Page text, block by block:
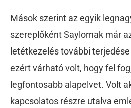
Mások szerint az egyik
szereplőként Saylornak már
letétkezelés további
ezért várható volt, hogy fel
legfontosabb alapelvet. Volt
kapcsolatos részre utalva